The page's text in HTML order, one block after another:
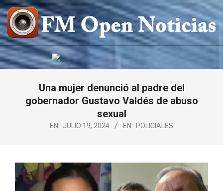
Saltar
al
contenido
FM
OPEN
NOTICIAS
Una mujer denunció al padre del
gobernador Gustavo Valdés de abuso
sexual
EN: JULIO 19, 2024 EN: POLICIALES